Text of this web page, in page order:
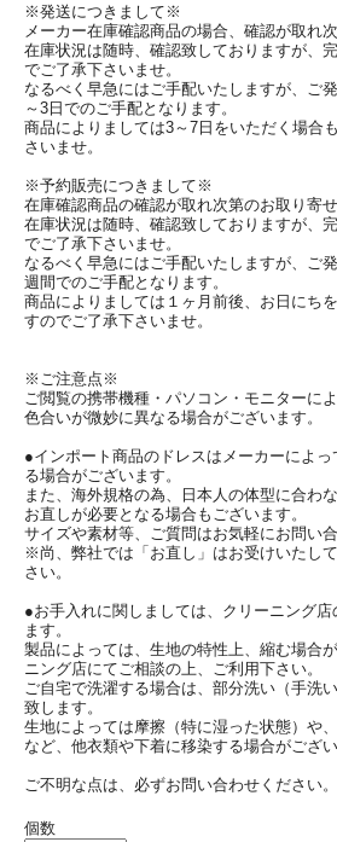
※発送につきまして※
メーカー在庫確認商品の場合、確認が取れ
在庫状況は随時、確認致しておりますが、
でご了承下さいませ。
なるべく早急にはご手配いたしますが、ご
～3日でのご手配となります。
商品によりましては3～7日をいただく場合
さいませ。
※予約販売につきまして※
在庫確認商品の確認が取れ次第のお取り寄
在庫状況は随時、確認致しておりますが、
でご了承下さいませ。
なるべく早急にはご手配いたしますが、ご
週間でのご手配となります。
商品によりましては１ヶ月前後、お日にち
すのでご了承下さいませ。
※ご注意点※
ご閲覧の携帯機種・パソコン・モニターに
色合いが微妙に異なる場合がございます。
●インポート商品のドレスはメーカーによ
る場合がございます。
また、海外規格の為、日本人の体型に合わ
お直しが必要となる場合もございます。
サイズや素材等、ご質問はお気軽にお問い
※尚、弊社では「お直し」はお受けいたし
さい。
●お手入れに関しましては、クリーニング
ます。
製品によっては、生地の特性上、縮む場合
ニング店にてご相談の上、ご利用下さい。
ご自宅で洗濯する場合は、部分洗い（手洗
致します。
生地によっては摩擦（特に湿った状態）や
など、他衣類や下着に移染する場合がござい
ご不明な点は、必ずお問い合わせください。
個数